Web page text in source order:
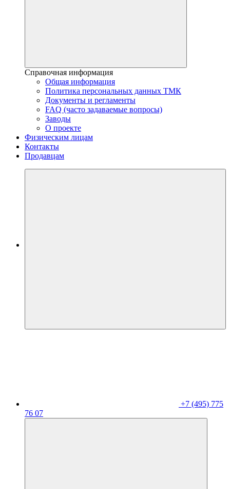
Справочная информация
Общая информация
Политика персональных данных ТМК
Документы и регламенты
FAQ (часто задаваемые вопросы)
Заводы
О проекте
Физическим лицам
Контакты
Продавцам
+7 (495) 775
76 07